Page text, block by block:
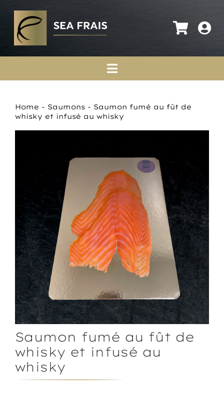
contenu
Toggle
A propos
Boutique en ligne
Actualités
Contact
Home - Saumons- Saumon fumé au fût de
whisky et infusé au whisky
Saumon fumé au fût de
whisky et infusé au
whisky